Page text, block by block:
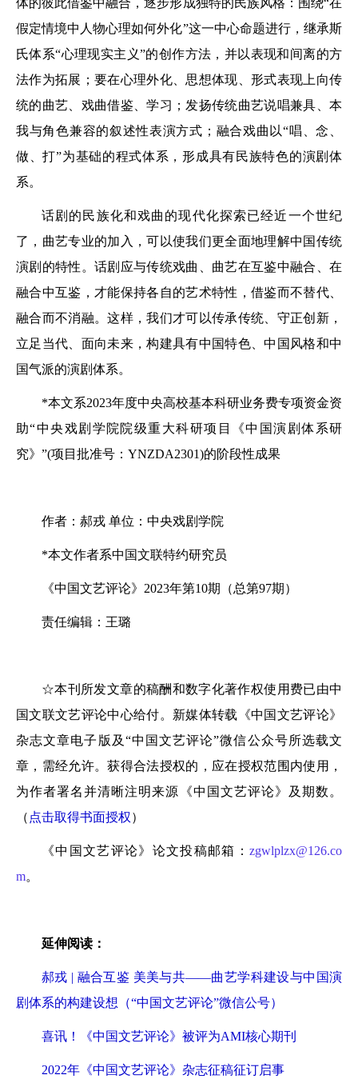
体的彼此借鉴中融合，逐步形成独特的民族风格：围绕“在
假定情境中人物心理如何外化”这一中心命题进行，继承斯
氏体系“心理现实主义”的创作方法，并以表现和间离的方
法作为拓展；要在心理外化、思想体现、形式表现上向传
统的曲艺、戏曲借鉴、学习；发扬传统曲艺说唱兼具、本
我与角色兼容的叙述性表演方式；融合戏曲以“唱、念、
做、打”为基础的程式体系，形成具有民族特色的演剧体
系。
话剧的民族化和戏曲的现代化探索已经近一个世纪
了，曲艺专业的加入，可以使我们更全面地理解中国传统
演剧的特性。话剧应与传统戏曲、曲艺在互鉴中融合、在
融合中互鉴，才能保持各自的艺术特性，借鉴而不替代、
融合而不消融。这样，我们才可以传承传统、守正创新，
立足当代、面向未来，构建具有中国特色、中国风格和中
国气派的演剧体系。
*本文系2023年度中央高校基本科研业务费专项资金资
助“中央戏剧学院院级重大科研项目《中国演剧体系研
究》”(项目批准号：YNZDA2301)的阶段性成果
作者：郝戎 单位：中央戏剧学院
*本文作者系中国文联特约研究员
《中国文艺评论》2023年第10期（总第97期）
责任编辑：王璐
☆本刊所发文章的稿酬和数字化著作权使用费已由中
国文联文艺评论中心给付。新媒体转载《中国文艺评论》
杂志文章电子版及“中国文艺评论”微信公众号所选载文
章，需经允许。获得合法授权的，应在授权范围内使用，
为作者署名并清晰注明来源《中国文艺评论》及期数。
（ 点击取得书面授权）
《中国文艺评论》论文投稿邮箱： zgwlplzx@126.co
m。
延伸阅读：
郝戎 | 融合互鉴 美美与共——曲艺学科建设与中国演
剧体系的构建设想（“中国文艺评论”微信公号）
喜讯！《中国文艺评论》被评为AMI核心期刊
2022年《中国文艺评论》杂志征稿征订启事